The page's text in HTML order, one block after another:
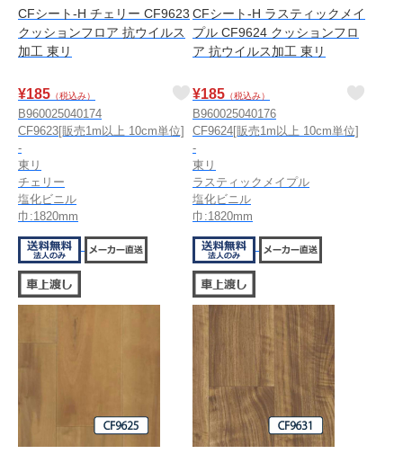
CFシート-H チェリー CF9623
クッションフロア 抗ウイルス
加工 東リ
¥185 （税込み）
B960025040174
CF9623[販売1m以上 10cm単位]
-
東リ
チェリー
塩化ビニル
巾:1820mm
CFシート-H ラスティックメイ
プル CF9624 クッションフロ
ア 抗ウイルス加工 東リ
¥185 （税込み）
B960025040176
CF9624[販売1m以上 10cm単位]
-
東リ
ラスティックメイプル
塩化ビニル
巾:1820mm